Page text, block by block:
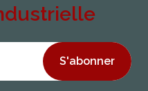
S'abonner